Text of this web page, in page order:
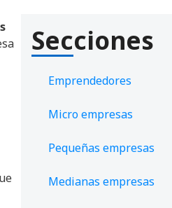
Secciones
Emprendedores
Micro empresas
Pequeñas empresas
Medianas empresas